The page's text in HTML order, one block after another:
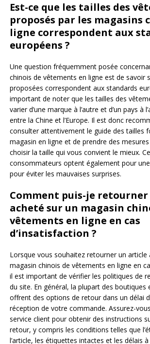
Est-ce que les tailles des
proposés par les magasins
ligne correspondent aux
européens ?
Une question fréquemment posée
chinois de vêtements en ligne est de savoir
proposées correspondent aux standards
important de noter que les tailles des
varier d’une marque à l’autre et d’un pays à
entre la Chine et l’Europe. Il est donc
consulter attentivement le guide des tailles
magasin en ligne et de prendre des
choisir la taille qui vous convient le mieux.
consommateurs optent également pour
pour éviter les mauvaises surprises.
Comment puis-je
acheté sur un magasin
vêtements en ligne en cas
d’insatisfaction ?
Lorsque vous souhaitez retourner un article
magasin chinois de vêtements en ligne en
il est important de vérifier les politiques de
du site. En général, la plupart des boutiques
offrent des options de retour dans un délai
réception de votre commande. Assurez-
service client pour obtenir des instructions
retour, y compris les conditions telles que
l’article, les étiquettes intactes et les délais